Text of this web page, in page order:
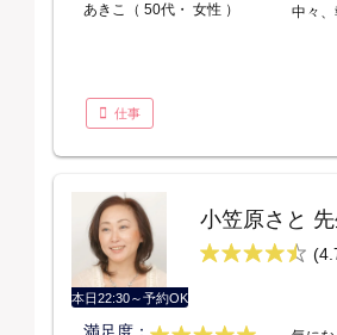
あきこ（ 50代・ 女性 ）
中々
仕事
本日22:30～予約OK
小笠原さと 先